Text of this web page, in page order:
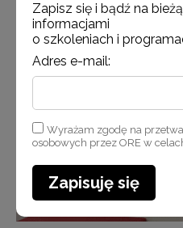
Wystąpienie dyrektor ZSP nr 6 w
Zapisz się i bądź na
informacjami
o szkoleniach i
Adres e-mail:
Wyrażam zgodę na
osobowych przez ORE w
Zapisuję się